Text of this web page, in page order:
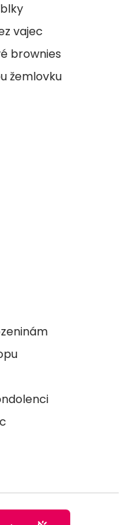
vajec
brownies
žemlovku